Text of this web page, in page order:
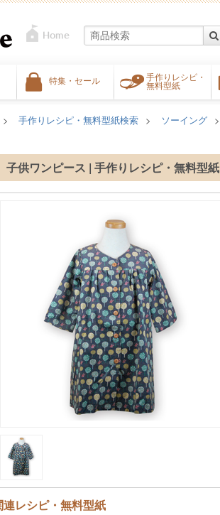
特集・セール
手作りレシピ・
無料型紙
手作りレシピ・無料型紙検索 ソーイング
子供ワンピース | 手作りレシピ・無料型紙
連レシピ・無料型紙